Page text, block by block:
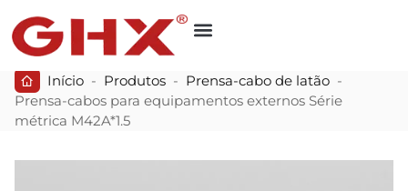
Início - Produtos - Prensa-cabo de latão -
Prensa-cabos para equipamentos externos Série
métrica M42A*1.5